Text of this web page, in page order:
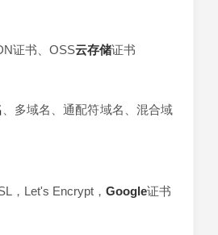
证书、OSS云存储证书
、多域名、通配符域名、混合域
，Let's Encrypt， Google证书